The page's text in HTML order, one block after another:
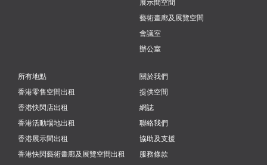
展示間空間
藝術畫廊及展覽空間
會議室
辦公室
所有地點
香港零售空間出租
香港快閃店出租
香港活動場地出租
香港展示間出租
香港快閃藝術畫廊及展覽空間出租
關於我們
提供空間
網誌
聯絡我們
協助及支援
服務條款